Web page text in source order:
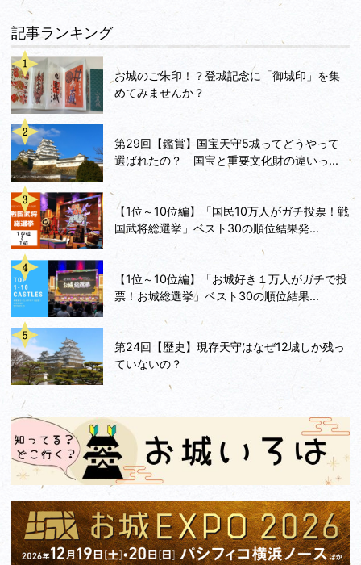
記事ランキング
お城のご朱印！？登城記念に「御城印」を集
めてみませんか？
第29回【鑑賞】国宝天守5城ってどうやって
選ばれたの？ 国宝と重要文化財の違いっ...
【1位～10位編】「国民10万人がガチ投票！戦
国武将総選挙」ベスト30の順位結果発...
【1位～10位編】「お城好き１万人がガチで投
票！お城総選挙」ベスト30の順位結果...
第24回【歴史】現存天守はなぜ12城しか残っ
ていないの？